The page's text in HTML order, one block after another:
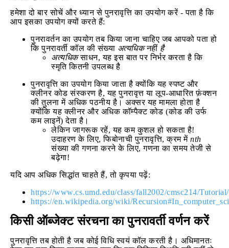
हमेशा दो बार सोचें और ध्यान से पुनरावृत्ति का उपयोग करें - पता है कि
आप इसका उपयोग क्यों करते हैं:
पुनरावर्तन का उपयोग तब किया जाना चाहिए जब आपको पता हो
कि पुनरावर्ती कॉल की संख्या अत्यधिकनहीं है
अत्यधिकसाधन, यह इस बात पर निर्भर करता है कि
स्मृति कितनी उपलब्ध है
पुनरावृत्ति का उपयोग किया जाता है क्योंकि यह स्पष्ट और
क्लीनर कोड संस्करण है, यह पुनरावृत्त या लूप-आधारित फ़ंक्शन
की तुलना में अधिक पठनीय है। अक्सर यह मामला होता है
क्योंकि यह क्लीनर और अधिक कॉम्पैक्ट कोड (कोड की उर्फ
कम लाइनें) देता है।
लेकिन जागरूक रहें, यह कम कुशल हो सकता है!
उदाहरण के लिए, फिबोनाची पुनरावृत्ति, क्रम में nth
संख्या की गणना करने के लिए, गणना का समय तेजी से
बढ़ेगा!
यदि आप अधिक सिद्धांत चाहते हैं, तो कृपया पढ़ें:
https://www.cs.umd.edu/class/fall2002/cmsc214/
https://en.wikipedia.org/wiki/
किसी ऑब्जेक्ट संरचना का पुनरावर्ती वर्णन करें
पुनरावृत्ति तब होती है जब कोई विधि स्वयं कॉल करती है। अधिमानतः